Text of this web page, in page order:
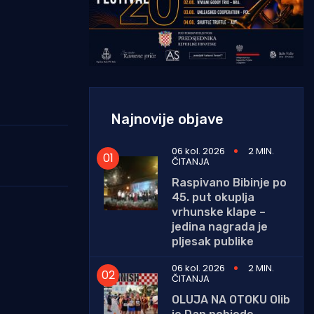
Najnovije objave
06 kol. 2026 2 MIN.
ČITANJA
Raspivano Bibinje po
45. put okuplja
vrhunske klape –
jedina nagrada je
pljesak publike
06 kol. 2026
2 MIN.
ČITANJA
OLUJA NA OTOKU Olib